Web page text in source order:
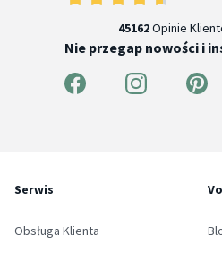
45162Opinie
Nie przegap nowości i
Serwis
Obsługa Klienta